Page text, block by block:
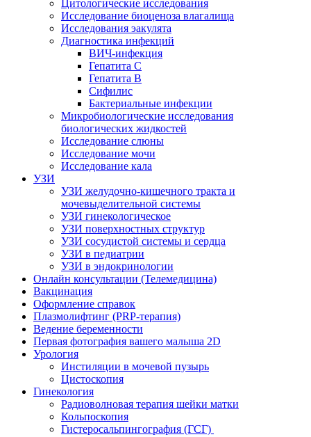
Цитологические исследования
Исследование биоценоза влагалища
Исследования эакулята
Диагностика инфекций
ВИЧ-инфекция
Гепатита С
Гепатита В
Сифилис
Бактериальные инфекции
Микробиологические исследования
биологических жидкостей
Исследование слюны
Исследование мочи
Исследование кала
УЗИ
УЗИ желудочно-кишечного тракта и
мочевыделительной системы
УЗИ гинекологическое
УЗИ поверхностных структур
УЗИ сосудистой системы и сердца
УЗИ в педиатрии
УЗИ в эндокринологии
Онлайн консультации (Телемедицина)
Вакцинация
Оформление справок
Плазмолифтинг (PRP-терапия)
Ведение беременности
Первая фотография вашего малыша 2D
Урология
Инстиляции в мочевой пузырь
Цистоскопия
Гинекология
Радиоволновая терапия шейки матки
Кольпоскопия
Гистеросальпингография (ГСГ)